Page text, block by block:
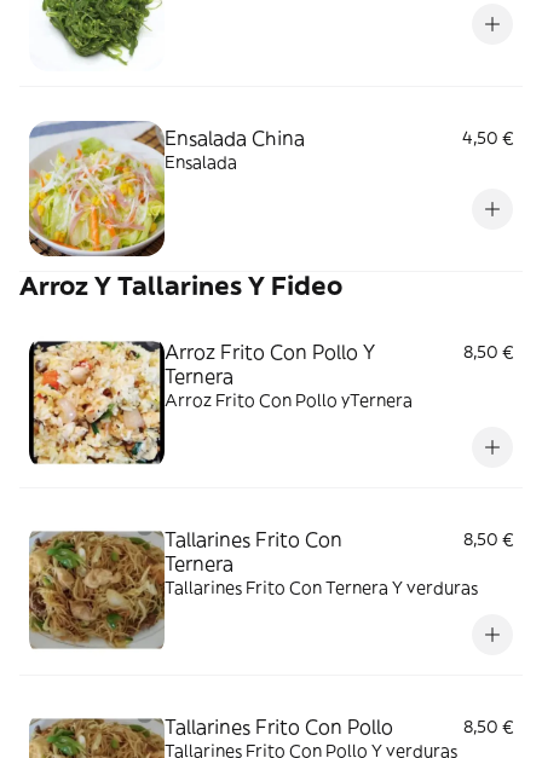
Ensalada China
4,50 €
Ensalada
Arroz Y Tallarines Y Fideo
Arroz Frito Con Pollo Y
Ternera
8,50 €
Arroz Frito Con Pollo yTernera
Tallarines Frito Con
Ternera
8,50 €
Tallarines Frito Con Ternera Y verduras
Tallarines Frito Con Pollo
8,50 €
Tallarines Frito Con Pollo Y verduras